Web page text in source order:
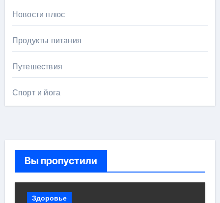
Новости плюс
Продукты питания
Путешествия
Спорт и йога
Вы пропустили
Здоровье